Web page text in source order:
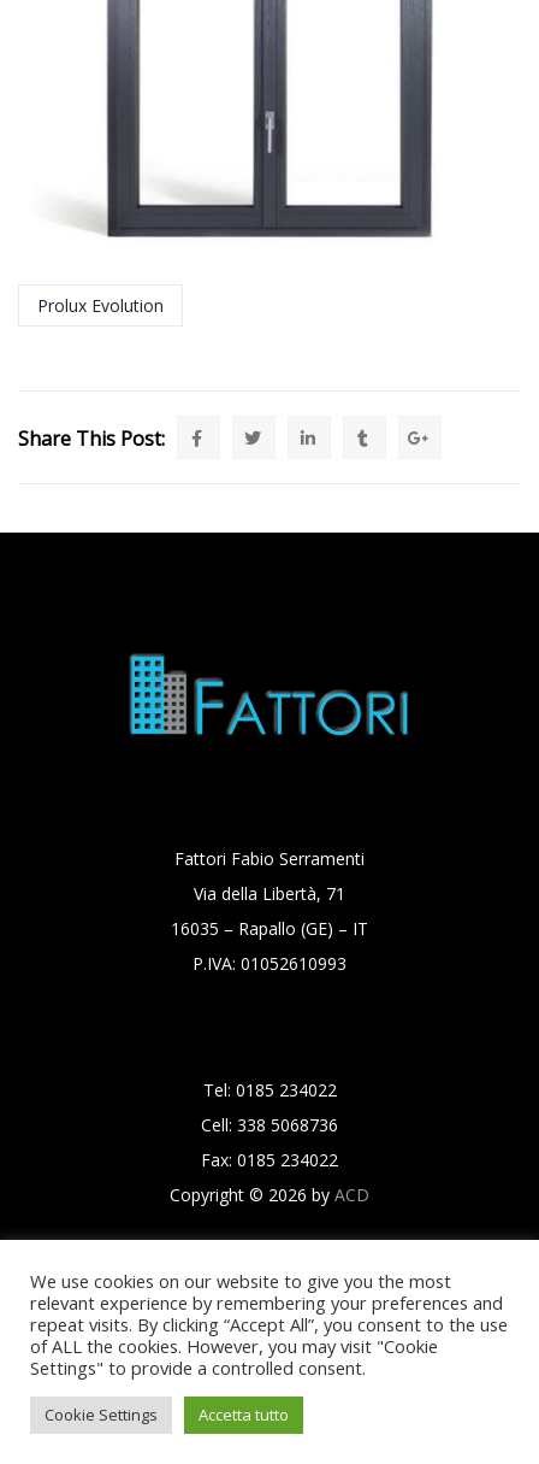
Prolux Evolution
Share This Post:
Fattori Fabio Serramenti
Via della Libertà, 71
16035 – Rapallo (GE) – IT
P.IVA: 01052610993
Tel: 0185 234022
Cell: 338 5068736
Fax: 0185 234022
Copyright © 2026 by ACD
We use cookies on our website to give you the most
relevant experience by remembering your preferences and
repeat visits. By clicking “Accept All”, you consent to the use
of ALL the cookies. However, you may visit "Cookie
Settings" to provide a controlled consent.
Cookie Settings Accetta tutto